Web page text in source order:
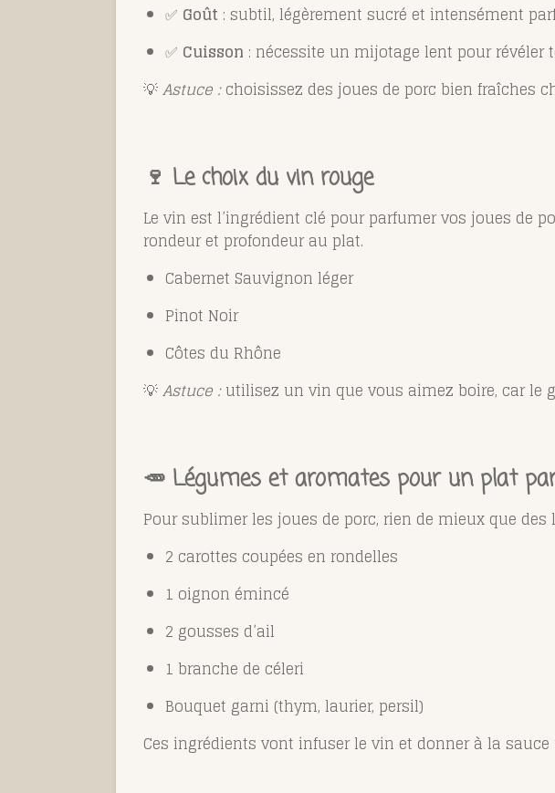
✅ Goût : subtil, légèrement sucré et intensément
✅ Cuisson : nécessite un mijotage lent pour révéler
💡Astuce :choisissez des joues de porc bien fraîches
🍷 Le choix du vin rouge
Le vin est l’ingrédient clé pour parfumer vos joues de
rondeur et profondeur au plat.
Cabernet Sauvignon léger
Pinot Noir
Côtes du Rhône
💡Astuce :utilisez un vin que vous aimez boire, car le
🥕 Légumes et aromates pour un plat
Pour sublimer les joues de porc, rien de mieux que
2 carottes coupées en rondelles
1 oignon émincé
2 gousses d’ail
1 branche de céleri
Bouquet garni (thym, laurier, persil)
Ces ingrédients vont infuser le vin et donner à la